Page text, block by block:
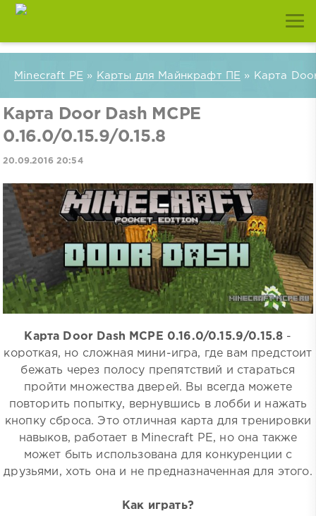
Minecraft PE » Карты для Майнкрафт ПЕ » Карта
Карта Door Dash MCPE
0.16.0/0.15.9/0.15.8
20.09.2016 20:54
Карта Door Dash MCPE 0.16.0/0.15.9/0.15.8 -
короткая, но сложная мини-игра, где вам предстоит
бежать через полосу препятствий и стараться
пройти множества дверей. Вы всегда можете
повторить попытку, вернувшись в лобби и нажать
кнопку сброса. Это отличная карта для тренировки
навыков, работает в Minecraft PE, но она также
может быть использована для конкуренции с
друзьями, хоть она и не предназначенная для этого.
Как играть?